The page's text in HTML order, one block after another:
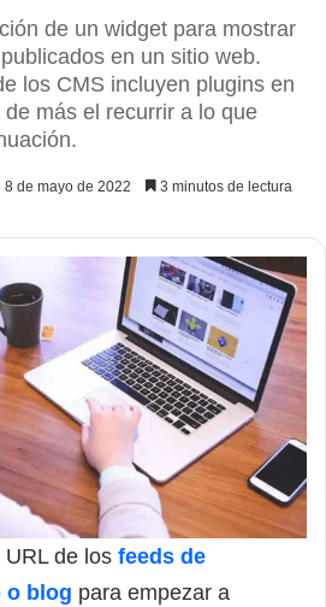
de un widget para mostrar
en un sitio web.
los CMS incluyen plugins en
más el recurrir a lo que
8 de mayo de 2022 3 minutos de lectura
de los feeds de
o blog para empezar a